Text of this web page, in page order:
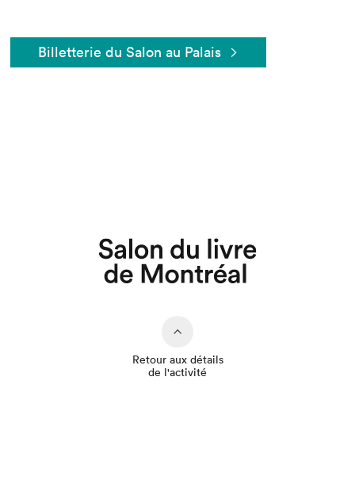
Billetterie du Salon au Palais
Retour aux détails
de l'activité